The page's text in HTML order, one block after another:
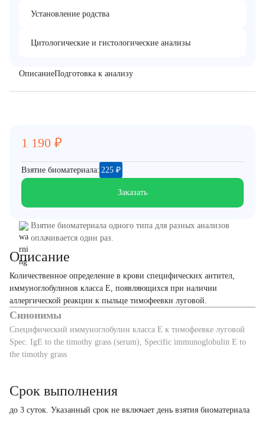
Установление родства
Цитологические и гистологические анализы
ОписаниеПодготовка к анализу
Описание
Количественное определение в крови специфических антител,
иммуноглобулинов класса E, появляющихся при наличии
аллергической реакции к пыльце тимофеевки луговой.
Синонимы
Специфический иммуноглобулин класса Е к тимофеевке луговой
Spec. IgE to the timothy grass (serum), Specific immunoglobulin E to
the timothy grass
1 190 ₽
Взятие биоматериала: 225 ₽
Заказать
Взятие биоматериала одного типа для разных анализов
оплачивается один раз.
Срок выполнения
до 3 суток. Указанный срок не включает день взятия биоматериала